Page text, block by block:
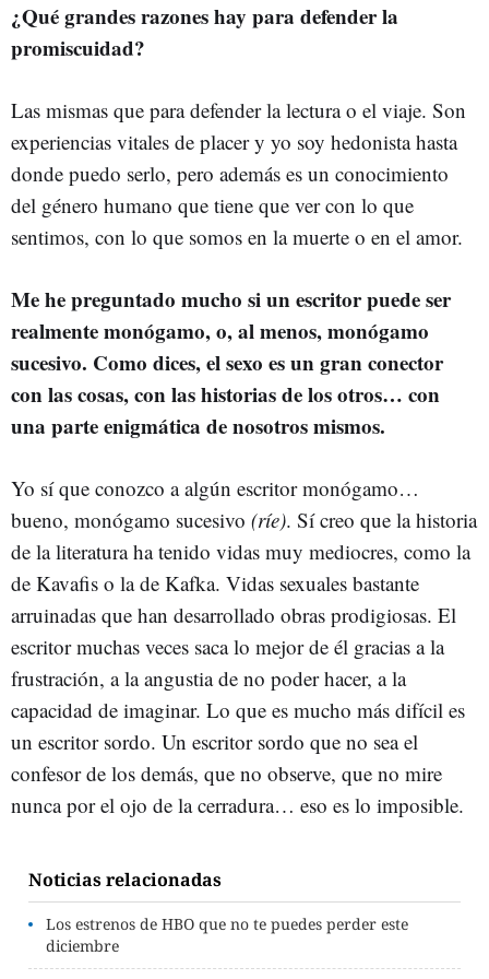
¿Qué grandes razones hay para defender la
promiscuidad?
Las mismas que para defender la lectura o el viaje. Son
experiencias vitales de placer y yo soy hedonista hasta
donde puedo serlo, pero además es un conocimiento
del género humano que tiene que ver con lo que
sentimos, con lo que somos en la muerte o en el amor.
Me he preguntado mucho si un escritor puede ser
realmente monógamo, o, al menos, monógamo
sucesivo. Como dices, el sexo es un gran conector
con las cosas, con las historias de los otros… con
una parte enigmática de nosotros mismos.
Yo sí que conozco a algún escritor monógamo…
bueno, monógamo sucesivo (ríe). Sí creo que la historia
de la literatura ha tenido vidas muy mediocres, como la
de Kavafis o la de Kafka. Vidas sexuales bastante
arruinadas que han desarrollado obras prodigiosas. El
escritor muchas veces saca lo mejor de él gracias a la
frustración, a la angustia de no poder hacer, a la
capacidad de imaginar. Lo que es mucho más difícil es
un escritor sordo. Un escritor sordo que no sea el
confesor de los demás, que no observe, que no mire
nunca por el ojo de la cerradura… eso es lo imposible.
Noticias relacionadas
Los estrenos de HBO que no te puedes perder este
diciembre